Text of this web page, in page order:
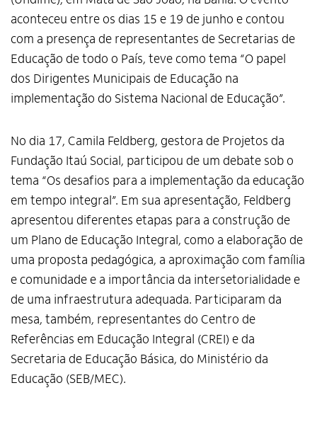
aconteceu entre os dias 15 e 19 de junho e contou
com a presença de representantes de Secretarias de
Educação de todo o País, teve como tema “O papel
dos Dirigentes Municipais de Educação na
implementação do Sistema Nacional de Educação”.
No dia 17, Camila Feldberg, gestora de Projetos da
Fundação Itaú Social, participou de um debate sob o
tema “Os desafios para a implementação da educação
em tempo integral”. Em sua apresentação, Feldberg
apresentou diferentes etapas para a construção de
um Plano de Educação Integral, como a elaboração de
uma proposta pedagógica, a aproximação com família
e comunidade e a importância da intersetorialidade e
de uma infraestrutura adequada. Participaram da
mesa, também, representantes do Centro de
Referências em Educação Integral (CREI) e da
Secretaria de Educação Básica, do Ministério da
Educação (SEB/MEC).